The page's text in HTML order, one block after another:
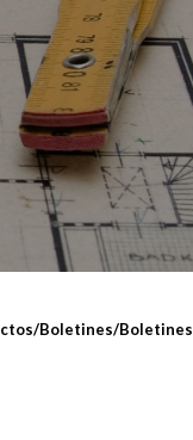
Boletines/